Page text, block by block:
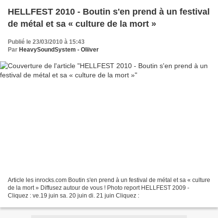
HELLFEST 2010 - Boutin s'en prend à un festival
de métal et sa « culture de la mort »
Publié le 23/03/2010 à 15:43
Par HeavySoundSystem - Oliiver
Article les inrocks.com Boutin s'en prend à un festival de métal et sa « culture
de la mort » Diffusez autour de vous ! Photo report HELLFEST 2009 -
Cliquez : ve.19 juin sa. 20 juin di. 21 juin Cliquez :